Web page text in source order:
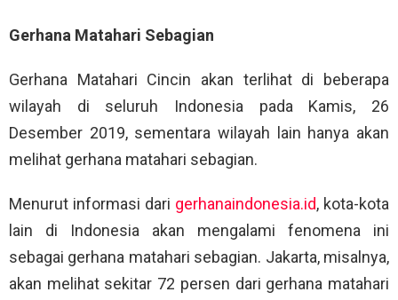
Gerhana Matahari Sebagian
Gerhana Matahari Cincin akan terlihat di beberapa
wilayah di seluruh Indonesia pada Kamis, 26
Desember 2019, sementara wilayah lain hanya akan
melihat gerhana matahari sebagian.
Menurut informasi dari gerhanaindonesia.id, kota-kota
lain di Indonesia akan mengalami fenomena ini
sebagai gerhana matahari sebagian. Jakarta, misalnya,
akan melihat sekitar 72 persen dari gerhana matahari